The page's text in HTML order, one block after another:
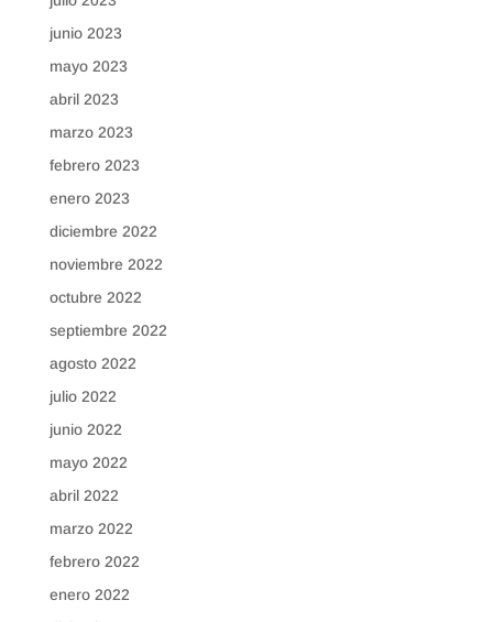
junio 2023
mayo 2023
abril 2023
marzo 2023
febrero 2023
enero 2023
diciembre 2022
noviembre 2022
octubre 2022
septiembre 2022
agosto 2022
julio 2022
junio 2022
mayo 2022
abril 2022
marzo 2022
febrero 2022
enero 2022